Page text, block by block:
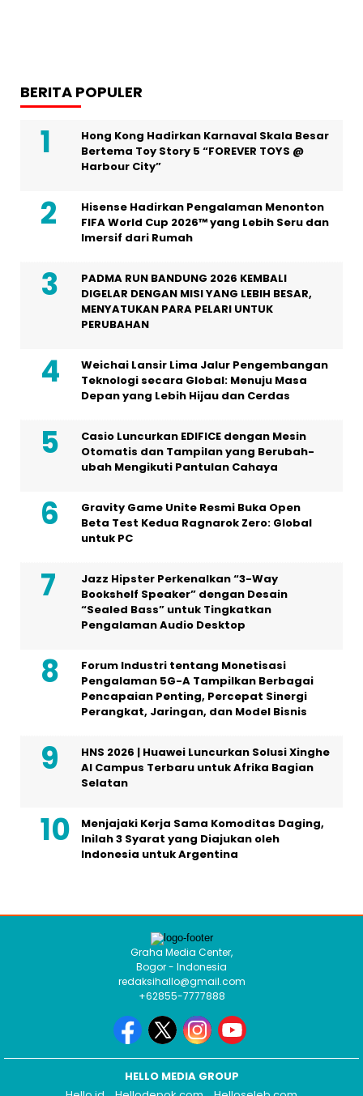
BERITA POPULER
Hong Kong Hadirkan Karnaval Skala Besar
Bertema Toy Story 5 “FOREVER TOYS @
Harbour City”
Hisense Hadirkan Pengalaman Menonton
FIFA World Cup 2026™ yang Lebih Seru dan
Imersif dari Rumah
PADMA RUN BANDUNG 2026 KEMBALI
DIGELAR DENGAN MISI YANG LEBIH BESAR,
MENYATUKAN PARA PELARI UNTUK
PERUBAHAN
Weichai Lansir Lima Jalur Pengembangan
Teknologi secara Global: Menuju Masa
Depan yang Lebih Hijau dan Cerdas
Casio Luncurkan EDIFICE dengan Mesin
Otomatis dan Tampilan yang Berubah-
ubah Mengikuti Pantulan Cahaya
Gravity Game Unite Resmi Buka Open
Beta Test Kedua Ragnarok Zero: Global
untuk PC
Jazz Hipster Perkenalkan “3-Way
Bookshelf Speaker” dengan Desain
“Sealed Bass” untuk Tingkatkan
Pengalaman Audio Desktop
Forum Industri tentang Monetisasi
Pengalaman 5G-A Tampilkan Berbagai
Pencapaian Penting, Percepat Sinergi
Perangkat, Jaringan, dan Model Bisnis
HNS 2026 | Huawei Luncurkan Solusi Xinghe
AI Campus Terbaru untuk Afrika Bagian
Selatan
Menjajaki Kerja Sama Komoditas Daging,
Inilah 3 Syarat yang Diajukan oleh
Indonesia untuk Argentina
Graha Media Center,
Bogor - Indonesia
redaksihallo@gmail.com
+62855-7777888
HELLO MEDIA GROUP